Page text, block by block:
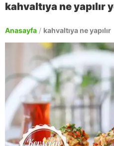
kahvaltıya ne yapılır
Anasayfa / kahvaltıya ne yapılır